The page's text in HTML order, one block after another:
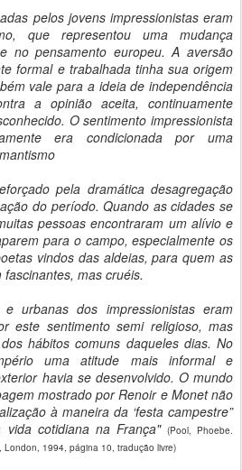
pelos jovens impressionistas eram
que representou uma mudança
no pensamento europeu. A aversão
formal e trabalhada tinha sua origem
vale para a ideia de independência
a opinião aceita, continuamente
O sentimento impressionista
era condicionada por uma
pela dramática desagregação
do período. Quando as cidades se
pessoas encontraram um alívio e
para o campo, especialmente os
vindos das aldeias, para quem as
mas cruéis.
urbanas dos impressionistas eram
este sentimento semi religioso, mas
hábitos comuns daqueles dias. No
uma atitude mais informal e
havia se desenvolvido. O mundo
mostrado por Renoir e Monet não
à maneira da ‘festa campestre”
cotidiana na França" (Pool, Phoebe.
London, 1994, página 10, tradução livre)